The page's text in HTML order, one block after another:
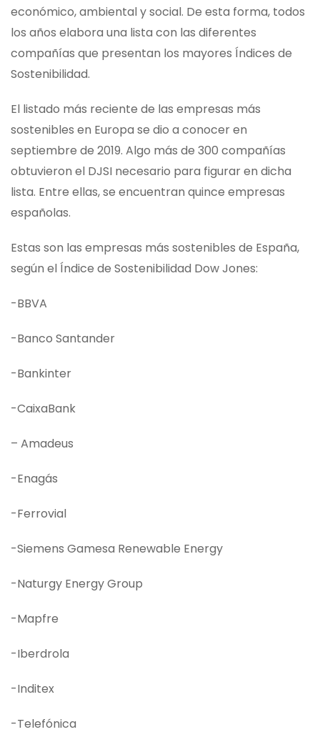
económico, ambiental y social. De esta forma, todos
los años elabora una lista con las diferentes
compañías que presentan los mayores Índices de
Sostenibilidad.
El listado más reciente de las empresas más
sostenibles en Europa se dio a conocer en
septiembre de 2019. Algo más de 300 compañías
obtuvieron el DJSI necesario para figurar en dicha
lista. Entre ellas, se encuentran quince empresas
españolas.
Estas son las empresas más sostenibles de España,
según el Índice de Sostenibilidad Dow Jones:
-BBVA
-Banco Santander
-Bankinter
-CaixaBank
– Amadeus
-Enagás
-Ferrovial
-Siemens Gamesa Renewable Energy
-Naturgy Energy Group
-Mapfre
-Iberdrola
-Inditex
-Telefónica